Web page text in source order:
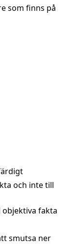
som finns på
och inte till
fakta
smutsa ner